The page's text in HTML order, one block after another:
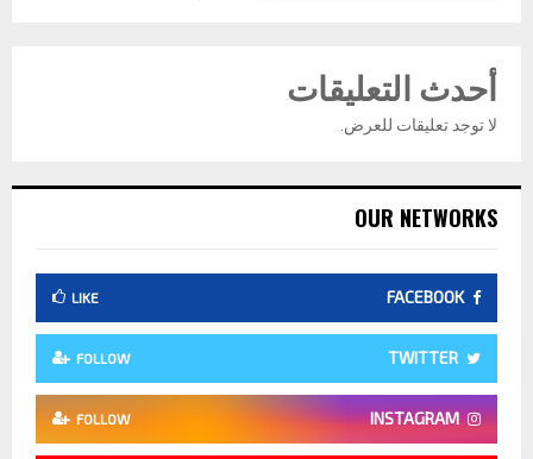
أحدث التعليقات
لا توجد تعليقات للعرض.
OUR NETWORKS
FACEBOOK
LIKE
TWITTER
FOLLOW
INSTAGRAM
FOLLOW